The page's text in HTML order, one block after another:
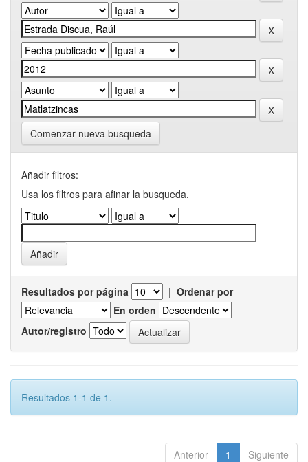
Comenzar nueva busqueda
Añadir filtros:
Usa los filtros para afinar la busqueda.
Resultados por página | Ordenar por
En orden
Autor/registro
Resultados 1-1 de 1.
Anterior 1 Siguiente